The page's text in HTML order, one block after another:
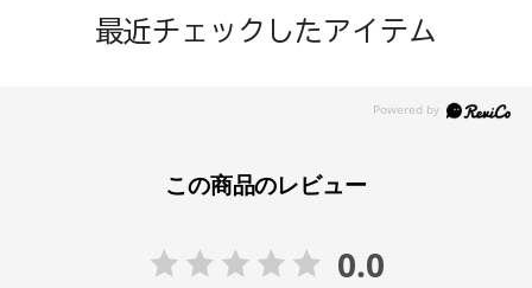
最近チェックしたアイテム
この商品のレビュー
0.0